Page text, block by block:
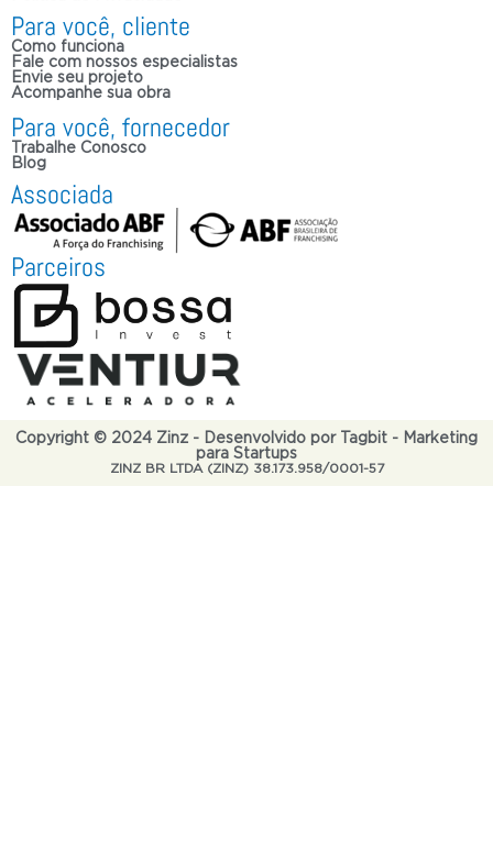
Para você, cliente
Como funciona
Fale com nossos especialistas
Envie seu projeto
Acompanhe sua obra
Para você, fornecedor
Trabalhe Conosco
Blog
Associada
Parceiros
Copyright © 2024 Zinz - Desenvolvido por Tagbit - Marketing
para Startups
ZINZ BR LTDA (ZINZ) 38.173.958/0001-57